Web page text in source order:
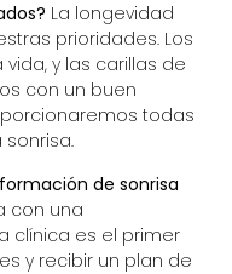
La longevidad
prioridades. Los
y las carillas de
con un buen
todas
de sonrisa
con una
clínica es el primer
y recibir un plan de